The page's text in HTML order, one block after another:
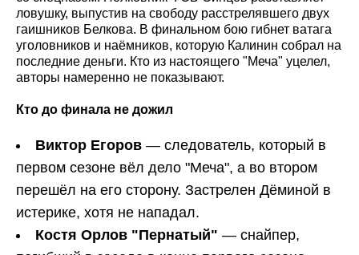
ловушку, выпустив на свободу расстрелявшего двух
гаишников Белкова. В финальном бою гибнет ватага
уголовников и наёмников, которую Калинин собрал на
последние деньги. Кто из настоящего "Меча" уцелел,
авторы намеренно не показывают.
Кто до финала не дожил
Виктор Егоров — следователь, который в
первом сезоне вёл дело "Меча", а во втором
перешёл на его сторону. Застрелен Дёминой в
истерике, хотя не нападал.
Костя Орлов "Пернатый" — снайпер,